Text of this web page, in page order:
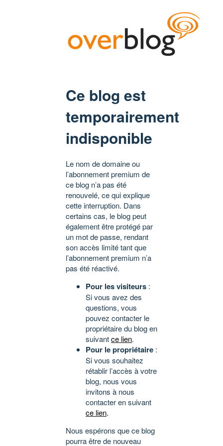
Ce blog est
temporairement
indisponible
Le nom de domaine ou
l’abonnement premium de
ce blog n’a pas été
renouvelé, ce qui explique
cette interruption. Dans
certains cas, le blog peut
également être protégé par
un mot de passe, rendant
son accès limité tant que
l’abonnement premium n’a
pas été réactivé.
Pour les visiteurs :
Si vous avez des
questions, vous
pouvez contacter le
propriétaire du blog en
suivantce lien.
Pour le propriétaire :
Si vous souhaitez
rétablir l’accès à votre
blog, nous vous
invitons à nous
contacter en suivant
ce lien.
Nous espérons que ce blog
pourra être de nouveau